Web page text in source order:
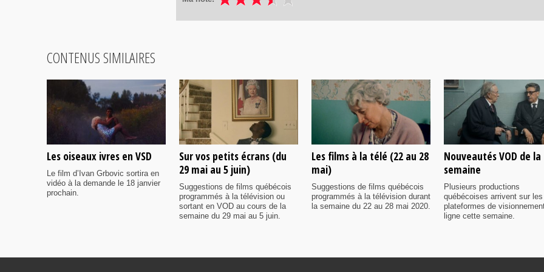
CONTENUS SIMILAIRES
Les oiseaux ivres en VSD
Le film d’Ivan Grbovic sortira en
vidéo à la demande le 18 janvier
prochain.
Sur vos petits écrans (du
29 mai au 5 juin)
Suggestions de films québécois
programmés à la télévision ou
sortant en VOD au cours de la
semaine du 29 mai au 5 juin.
Les films à la télé (22 au 28
mai)
Suggestions de films québécois
programmés à la télévision durant
la semaine du 22 au 28 mai 2020.
Nouveautés VOD de la
semaine
Plusieurs productions
québécoises arrivent sur les
plateformes de
ligne cette semaine.